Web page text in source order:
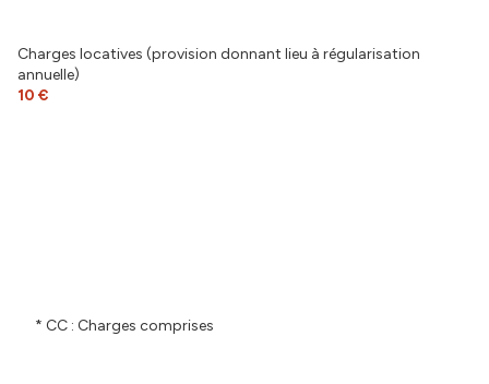
Charges locatives (provision donnant lieu à régularisation
annuelle)
10 €
* CC : Charges comprises